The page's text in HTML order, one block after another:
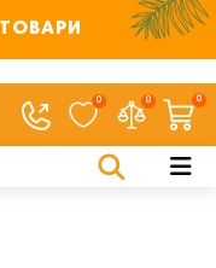
0 0 0